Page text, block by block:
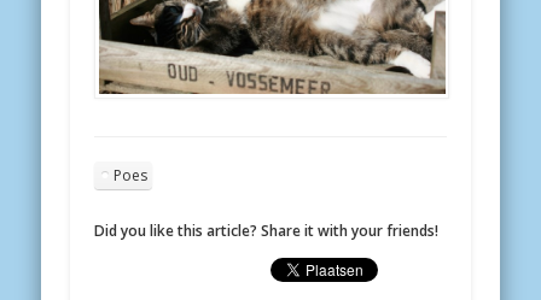
Poes
Did you like this article? Share it with your friends!